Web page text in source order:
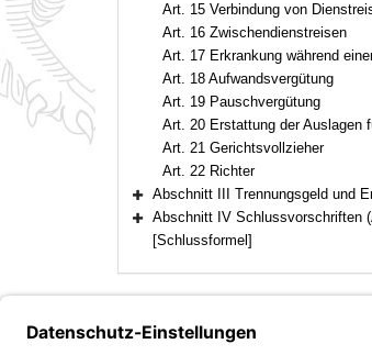
Art. 15 Verbindung von Dienstreisen mit privaten
Art. 16 Zwischendienstreisen
Art. 17 Erkrankung während einer
Art. 18 Aufwandsvergütung
Art. 19 Pauschvergütung
Art. 20 Erstattung der Auslagen für Reisevorbereitungen und bei vorzeitiger Beendigung des
Art. 21 Gerichtsvollzieher
Art. 22 Richter
Bereich erweitern
Abschnitt III Trennungsgeld und Erstattung von Auslagen bei Reisen aus besonderem Anlass
Bereich erweitern
Abschnitt IV Schlussvorschriften (Art.
[Schlussformel]
Bayern.de